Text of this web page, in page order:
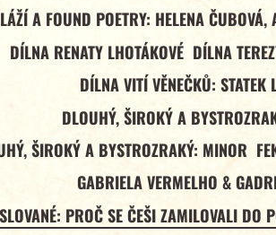
A FOUND POETRY: HELENA ČUBOVÁ,
DÍLNA RENATY LHOTÁKOVÉ DÍLNA
DÍLNA VITÍ VĚNEČKŮ: STATEK
DLOUHÝ, ŠIROKÝ A
ŠIROKÝ A BYSTROZRAKÝ: MINOR
GABRIELA VERMELHO &
PROČ SE ČEŠI ZAMILOVALI DO